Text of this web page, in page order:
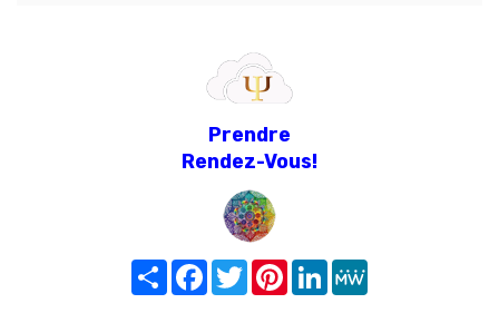
Prendre
Rendez-Vous!
Share FacebookTwitterPinterest
LinkedIn